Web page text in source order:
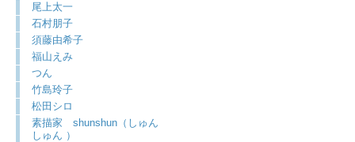
尾上太一
石村朋子
須藤由希子
福山えみ
つん
竹島玲子
松田シロ
素描家 shunshun（しゅん
しゅん ）